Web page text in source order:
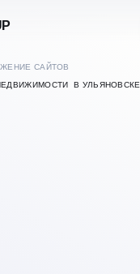
САЙТОВ
В УЛЬЯНОВСКЕ